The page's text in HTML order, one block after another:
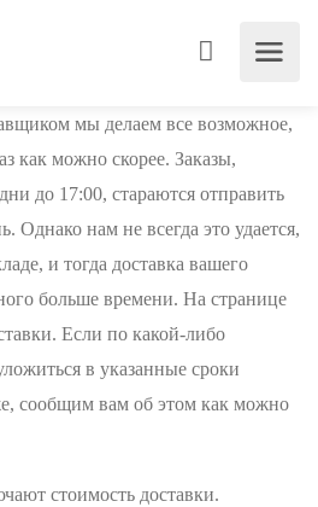
мы делаем все возможное,
как можно скорее. Заказы,
до 17:00, стараются отправить
Однако нам не всегда это удается,
и тогда доставка вашего
больше времени. На странице
Если по какой-либо
в указанные сроки
сообщим вам об этом как можно
стоимость доставки.